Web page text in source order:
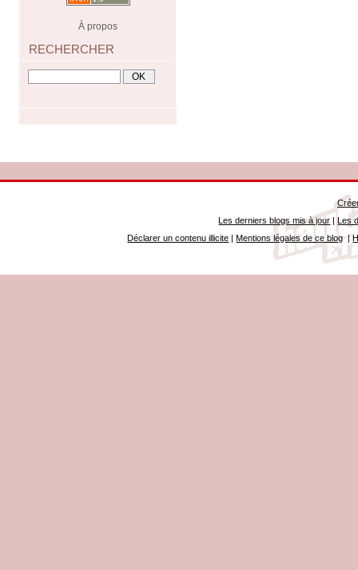
À propos
RECHERCHER
Les derniers blogs mis à jour |Les
Déclarer un contenu illicite |Mentions légales de ce blog|